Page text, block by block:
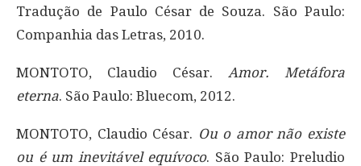
Tradução de Paulo César de Souza. São Paulo:
Companhia das Letras, 2010.
MONTOTO, Claudio César. Amor. Metáfora
eterna. São Paulo: Bluecom, 2012.
MONTOTO, Claudio César. Ou o amor não existe
ou é um inevitável equívoco. São Paulo: Preludio